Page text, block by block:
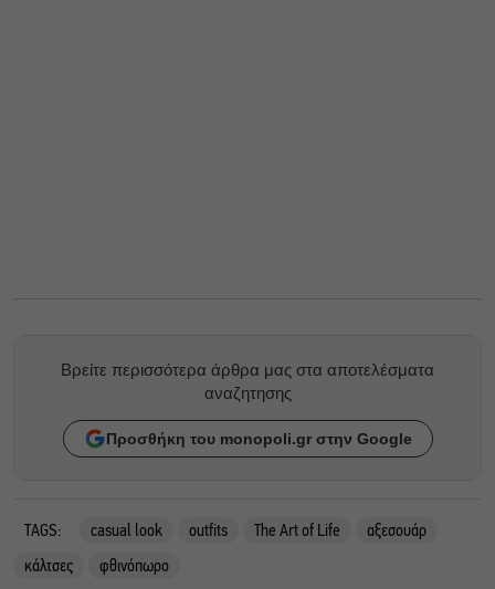
Βρείτε περισσότερα άρθρα μας στα αποτελέσματα
αναζητησης
Προσθήκη του monopoli.gr στην Google
TAGS: casual look outfits The Art of Life
αξεσουάρ
κάλτσες
φθινόπωρο